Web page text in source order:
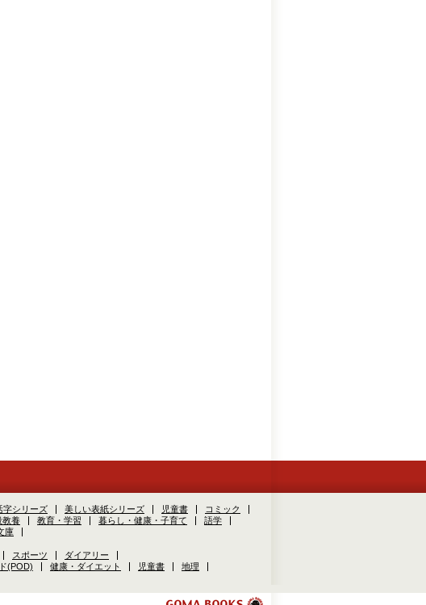
字シリーズ 美しい表紙シリーズ 児童書
コミック
教養 教育・学習 暮らし・健康・子育て
語学
庫
スポーツ
ダイアリー
(POD) 健康・ダイエット 児童書
地理